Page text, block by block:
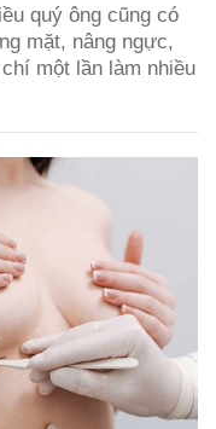
quý ông cũng có
mặt, nâng ngực,
một lần làm nhiều